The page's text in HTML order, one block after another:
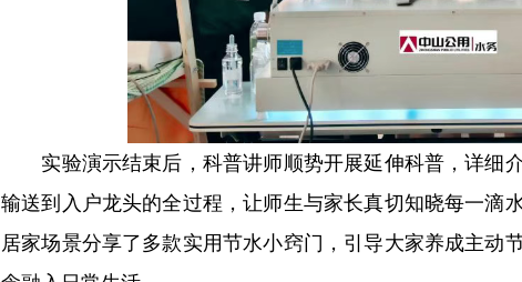
实验演示结束后，科普讲师顺势开展延伸科普，详细
输送到入户龙头的全过程，让师生与家长真切知晓每一滴
居家场景分享了多款实用节水小窍门，引导大家养成主动